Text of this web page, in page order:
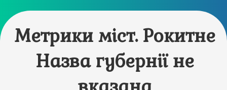
Метрики міст. Рокитне
Назва губернії не